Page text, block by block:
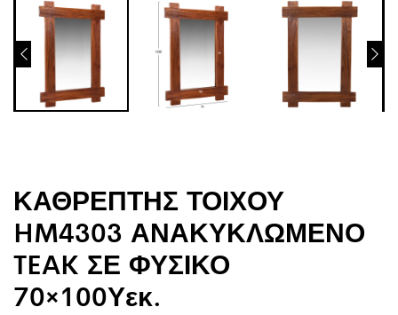
ΚΑΘΡΕΠΤΗΣ ΤΟΙΧΟΥ
HM4303 ΑΝΑΚΥΚΛΩΜΕΝΟ
TEAK ΣΕ ΦΥΣΙΚΟ
70×100Υεκ.